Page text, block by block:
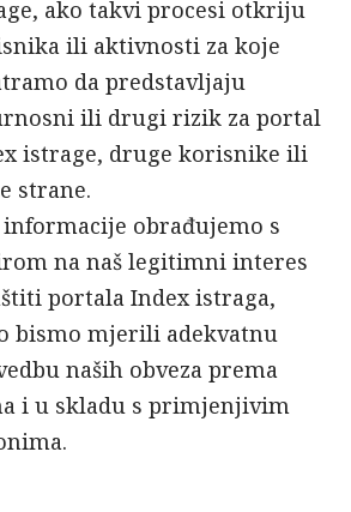
ako takvi procesi otkriju
ili aktivnosti za koje
da predstavljaju
ili drugi rizik za portal
istrage, druge korisnike ili
strane.
informacije obrađujemo s
na naš legitimni interes
portala Index istraga,
bismo mjerili adekvatnu
naših obveza prema
i u skladu s primjenjivim